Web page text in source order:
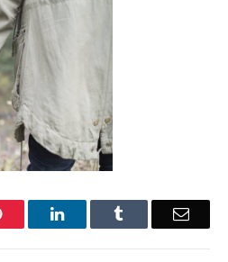
Pinterest LinkedIn Email